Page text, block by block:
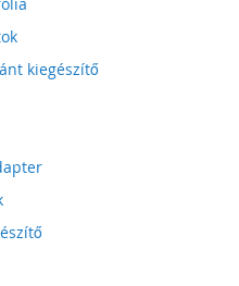
kiegészítő